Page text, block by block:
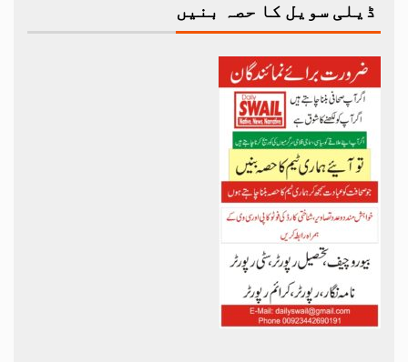
ڈیلی سویل کا حصہ بنیں